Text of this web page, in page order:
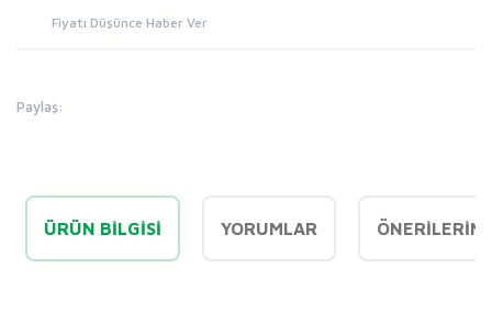
Fiyatı Düşünce Haber Ver
Paylaş:
ÜRÜN BILGISI YORUMLAR